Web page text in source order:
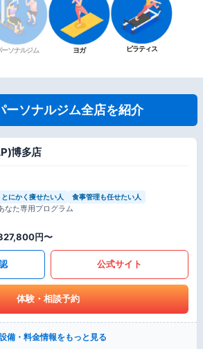
ーソナルジム ヨガ ピラティス
ーソナルジム全店を紹介
博多店
とにかく痩せたい人 食事管理も任せたい人
なた専用プログラム
円〜
公式サイト
体験・相談予約
備・料金情報をもっと見る